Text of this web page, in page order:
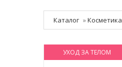
Каталог »Косметика
УХОД ЗА ТЕЛОМ